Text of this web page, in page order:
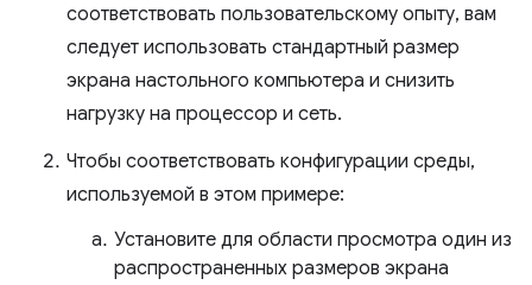
соответствовать пользовательскому опыту, вам
следует использовать стандартный размер
экрана настольного компьютера и снизить
нагрузку на процессор и сеть.
Чтобы соответствовать конфигурации среды,
используемой в этом примере:
Установите для области просмотра один из
распространенных размеров экрана